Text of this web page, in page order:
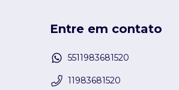
Entre em contato
5511983681520
11983681520